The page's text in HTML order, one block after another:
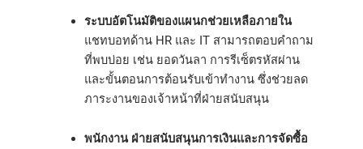
ระบบอัตโนมัติของแผนกช่วยเหลือภายใน
แชทบอทด้าน HR และ IT สามารถตอบคำถาม
ที่พบบ่อย เช่น ยอดวันลา การรีเซ็ตรหัสผ่าน
และขั้นตอนการต้อนรับเข้าทำงาน ซึ่งช่วยลด
ภาระงานของเจ้าหน้าที่ฝ่ายสนับสนุน
พนักงาน ฝ่ายสนับสนุนการเงินและการจัดซื้อ